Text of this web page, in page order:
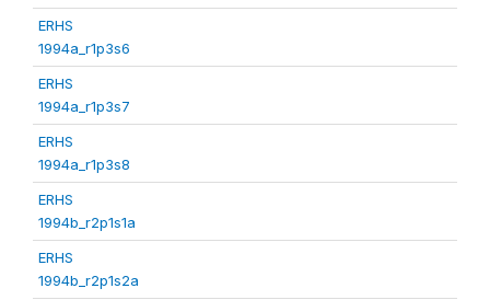
ERHS
1994a_r1p3s6
ERHS
1994a_r1p3s7
ERHS
1994a_r1p3s8
ERHS
1994b_r2p1s1a
ERHS
1994b_r2p1s2a